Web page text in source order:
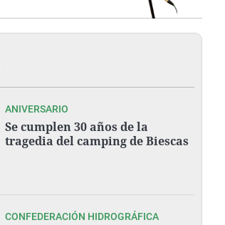
ANIVERSARIO
Se cumplen 30 años de la
tragedia del camping de Biescas
CONFEDERACIÓN HIDROGRÁFICA